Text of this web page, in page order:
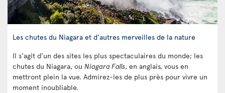
Les chutes du Niagara et d’autres merveilles de la nature
Il s’agit d’un des sites les plus spectaculaires du monde; les
chutes du Niagara, ou Niagara Falls, en anglais, vous en
mettront plein la vue. Admirez-les de plus près pour vivre un
moment inoubliable.